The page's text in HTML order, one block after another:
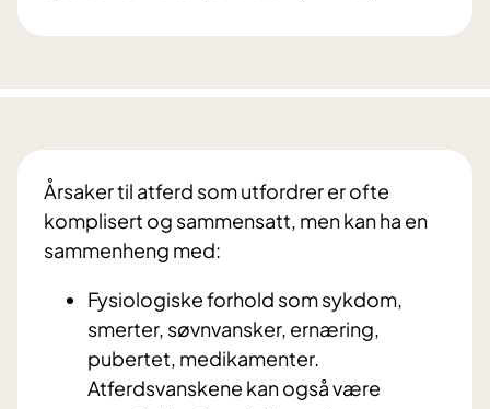
Årsaker til atferd som utfordrer er ofte
komplisert og sammensatt, men kan ha en
sammenheng med:
Fysiologiske forhold som sykdom,
smerter, søvnvansker, ernæring,
pubertet, medikamenter.
Atferdsvanskene kan også være